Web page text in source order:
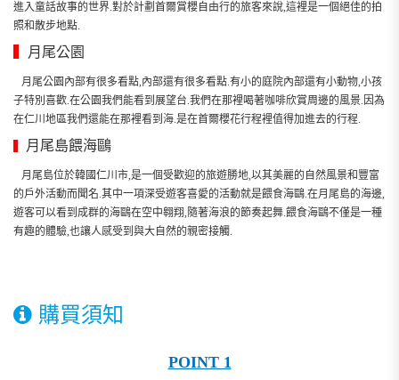
進入童話故事的世界.對於計劃首爾賞櫻自由行的旅客來說,這裡是一個絕佳的拍
照和散步地點.
月尾公園
月尾公園內部有很多看點,內部還有很多看點.有小的庭院內部還有小動物,小孩
子特別喜歡.在公園我們能看到展望台.我們在那裡喝著咖啡欣賞周邊的風景.因為
在仁川地區我們還能在那裡看到海.是在首爾櫻花行程裡值得加進去的行程.
月尾島餵海鷗
月尾島位於韓國仁川市,是一個受歡迎的旅遊勝地,以其美麗的自然風景和豐富
的戶外活動而聞名.其中一項深受遊客喜愛的活動就是餵食海鷗.在月尾島的海邊,
遊客可以看到成群的海鷗在空中翱翔,隨著海浪的節奏起舞.餵食海鷗不僅是一種
有趣的體驗,也讓人感受到與大自然的親密接觸.
購買須知
POINT 1